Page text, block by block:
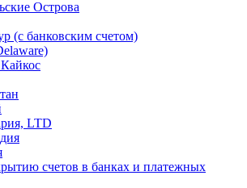
Острова
(c банковским счетом)
LTD
счетов в банках и платежных